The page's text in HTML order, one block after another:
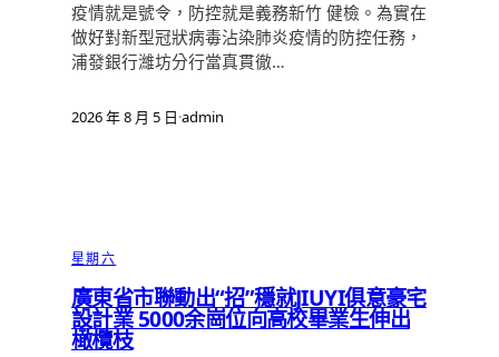
疫情就是號令，防控就是義務新竹 健檢。為實在
做好對新型冠狀病毒沾染肺炎疫情的防控任務，
浦發銀行濰坊分行當真貫徹…
2026 年 8 月 5 日·admin
星期六
廣東省市聯動出“招”穩就JIUYI俱意豪宅
設計業 5000余崗位向高校畢業生伸出
橄欖枝